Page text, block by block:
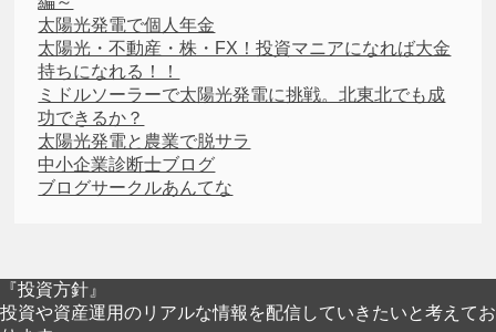
太陽光発電で個人年金
太陽光・不動産・株・FX！投資マニアになれば大金
持ちになれる！！
ミドルソーラーで太陽光発電に挑戦。北東北でも成
功できるか？
太陽光発電と農業で脱サラ
中小企業診断士ブログ
ブログサークルあんてな
『投資方針』
投資や資産運用のリアルな情報を配信していきたいと考えてお